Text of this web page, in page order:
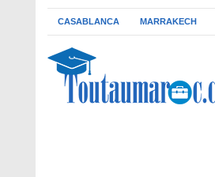
CASABLANCA MARRAKECH